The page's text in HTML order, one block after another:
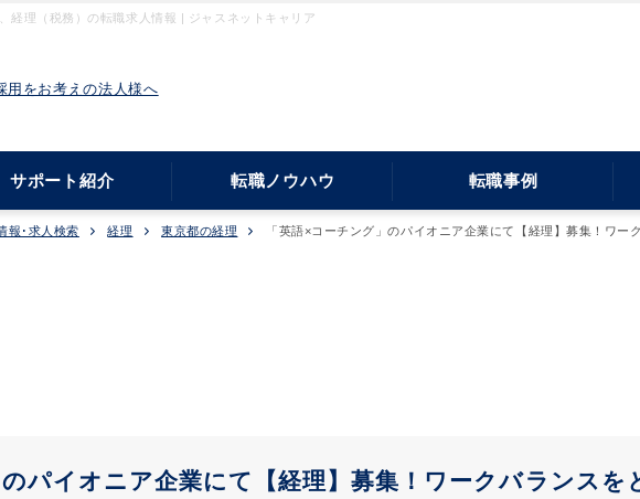
経理（税務）の転職求人情報 | ジャスネットキャリア
用をお考えの法人様へ
サポート紹介 転職ノウハウ 転職事例
報･求人検索 経理 東京都の経理
「英語×コーチング」のパイオニア企業にて【経理】募集！ワ
のパイオニア企業にて【経理】募集！ワークバランス